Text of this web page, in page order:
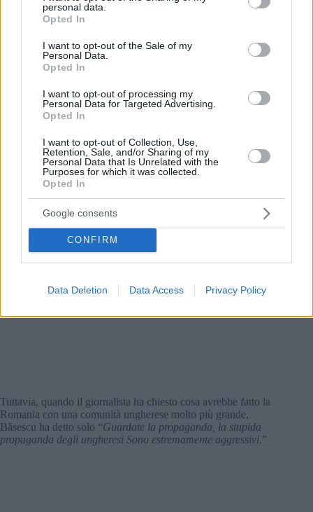
grant or deny consent to Google and its third-party tags to
use your data for below specified purposes in below Google
consent section.
personal data.
Opted In
I want to opt-out of the Sale of my
Personal Data.
Opted In
I want to opt-out of processing my
Personal Data for Targeted Advertising.
Opted In
I want to opt-out of Collection, Use,
Retention, Sale, and/or Sharing of my
Personal Data that Is Unrelated with the
Purposes for which it was collected.
Opted In
Google consents
CONFIRM
Data Deletion Data Access Privacy Policy
Tuttavia, quando il giornalista ha chiesto cosa avrebbe fatto la
Romania con una comunità ungherese molto più grande,
Băsescu ha detto solo “Guardate la propaganda, la stupida
propaganda degli ungheresi Sono estremamente aggressivi.”